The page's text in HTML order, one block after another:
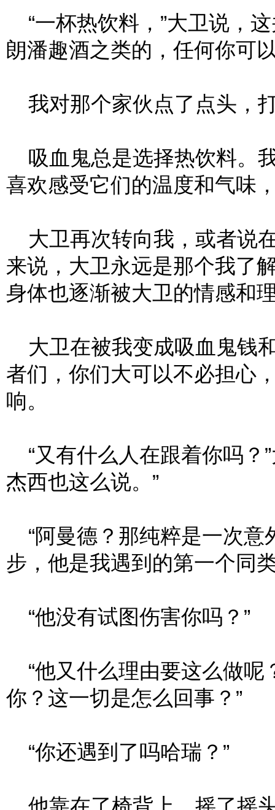
“一杯热饮料，”大卫说，
朗潘趣酒之类的，任何你可
我对那个家伙点了点头，
吸血鬼总是选择热饮料。
喜欢感受它们的温度和气味
大卫再次转向我，或者说
来说，大卫永远是那个我了
身体也逐渐被大卫的情感和
大卫在被我变成吸血鬼钱
者们，你们大可以不必担心
响。
“又有什么人在跟着你吗？
杰西也这么说。”
“阿曼德？那纯粹是一次意
步，他是我遇到的第一个同
“他没有试图伤害你吗？”
“他又什么理由要这么做呢
你？这一切是怎么回事？”
“你还遇到了吗哈瑞？”